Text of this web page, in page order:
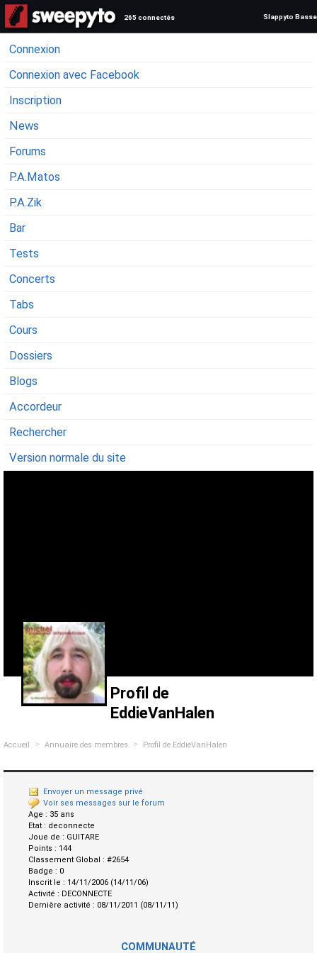
265 connectés Slappyto Basse
Connexion
Connexion avec Facebook
Inscription
News
Forums
P.A.Matos
P.A.Zik
Bar
Tests
Concerts
Tabs
Cours
Dossiers
Blogs
Accordeur
Rechercher
Version normale du site
Profil de
EddieVanHalen
Accueil > Annuaire des membres > Profil de EddieVanHalen
Envoyer un message privé
Voir ses messages sur le forum
Age : 35 ans
Etat : deconnecte
Joue de : GUITARE
Points : 144
Classement Global : #2654
Badge : 0
Inscrit le : 14/11/2006 (14/11/06)
Activité : DECONNECTE
Dernière activité : 08/11/2011 (08/11/11)
COMMUNAUTÉ